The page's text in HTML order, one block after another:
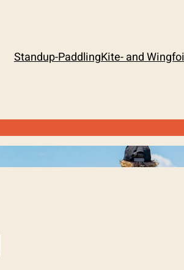
Standup-PaddlingKite- and